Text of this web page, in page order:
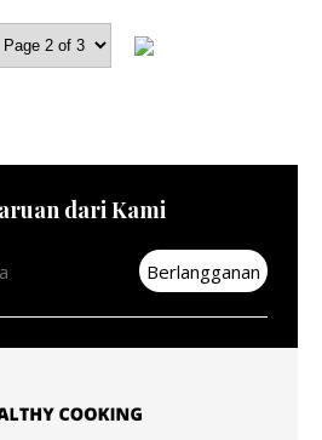
dari Kami